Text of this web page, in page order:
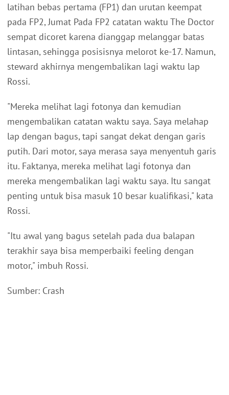
latihan bebas pertama (FP1) dan urutan keempat
pada FP2, Jumat Pada FP2 catatan waktu The Doctor
sempat dicoret karena dianggap melanggar batas
lintasan, sehingga posisisnya melorot ke-17. Namun,
steward akhirnya mengembalikan lagi waktu lap
Rossi.
"Mereka melihat lagi fotonya dan kemudian
mengembalikan catatan waktu saya. Saya melahap
lap dengan bagus, tapi sangat dekat dengan garis
putih. Dari motor, saya merasa saya menyentuh garis
itu. Faktanya, mereka melihat lagi fotonya dan
mereka mengembalikan lagi waktu saya. Itu sangat
penting untuk bisa masuk 10 besar kualifikasi," kata
Rossi.
"Itu awal yang bagus setelah pada dua balapan
terakhir saya bisa memperbaiki feeling dengan
motor," imbuh Rossi.
Sumber: Crash